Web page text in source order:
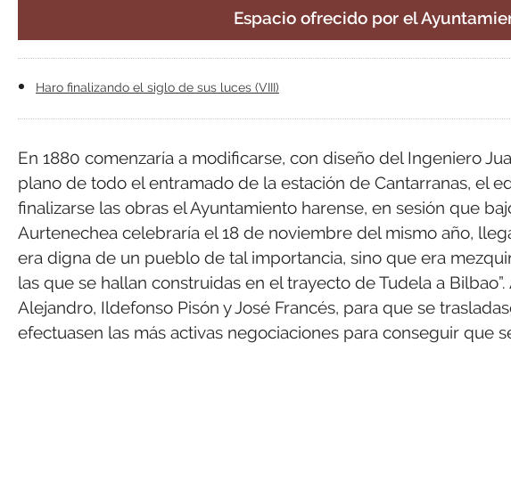
Espacio ofrecido por el
Haro finalizando el siglo de sus luces (VIII)
En 1880 comenzaría a modificarse, con diseño del Ingeniero
plano de todo el entramado de la estación de Cantarranas, el
finalizarse las obras el Ayuntamiento harense, en sesión que
Aurtenechea celebraría el 18 de noviembre del mismo año,
era digna de un pueblo de tal importancia, sino que era
las que se hallan construidas en el trayecto de Tudela a
Alejandro, Ildefonso Pisón y José Francés, para que se
efectuasen las más activas negociaciones para conseguir que